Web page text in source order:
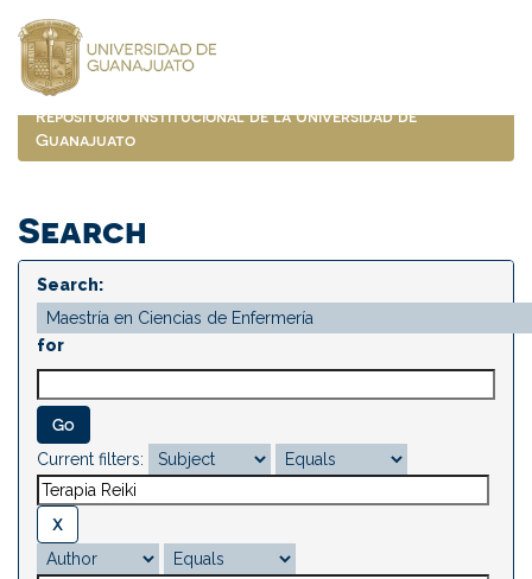
navigation
Repositorio Institucional de la Universidad de
Guanajuato
Search
Search:
for
Current filters: